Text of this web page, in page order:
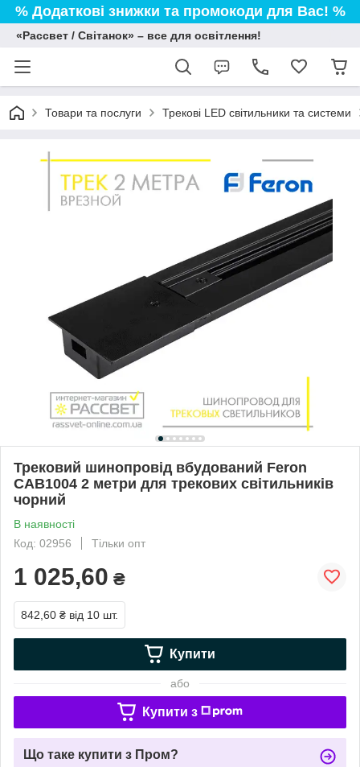
% Додаткові знижки та промокоди для Вас! %
«Рассвет / Світанок» – все для освітлення!
Товари та послуги Трекові LED світильники та системи
Трековий шинопровід вбудований Feron
CAB1004 2 метри для трекових світильників
чорний
В наявності
Код: 02956
Тільки опт
1 025,60 ₴
842,60 ₴ від 10 шт.
Купити
або
Купити з
Що таке купити з Пром?